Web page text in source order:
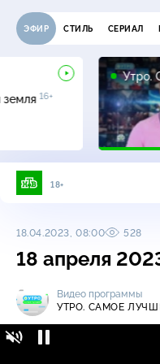
ЭФИР СТИЛЬ СЕРИАЛ
земля 16+
Утро.
18+
18.04.2023, 08:00 528
18 апреля
Видео программы
УТРО. САМОЕ